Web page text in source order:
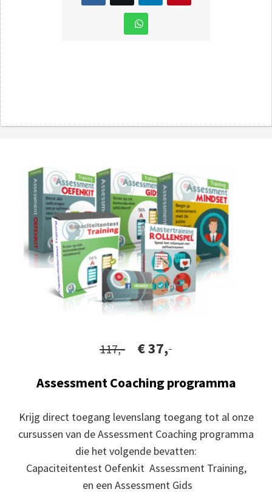
117,- € 37,-
Assessment Coaching programma
Krijg direct toegang levenslang toegang tot al onze
cursussen van de Assessment Coaching programma
die het volgende bevatten:
Capaciteitentest Oefenkit Assessment Training,
en een Assessment Gids